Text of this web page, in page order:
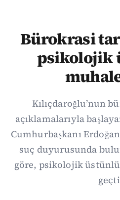
Bürokrasi
psikolojik
Kılıçdaroğlu’nun
açıklamalarıyla
Cumhurbaşkanı
suç duyurusunda
göre, psikolojik